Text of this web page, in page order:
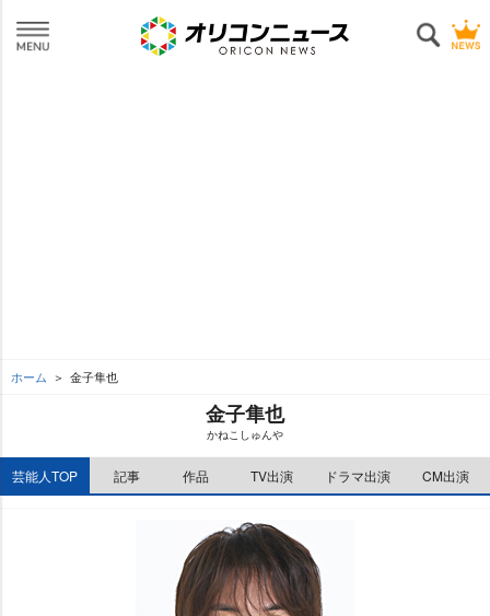
ホーム 金子隼也
金子隼也
かねこしゅん
芸能人TOP 記事 作品 TV出演 ドラマ出演 CM出演